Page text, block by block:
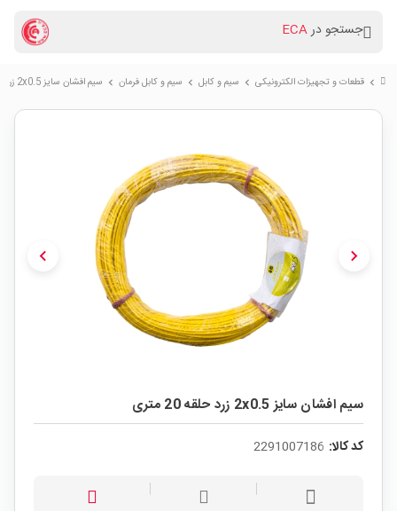
جستجو درECA
chevron_right قطعات و تجهیزات الکترونیکی chevron_right سیم و کابل chevron_right سیم و کابل فرمان chevron_right سیم افشان سایز 2x0.5 زرد حلقه 20 متری
chevron_left chevron_right
سیم افشان سایز 2x0.5 زرد حلقه 20 متری
کد کالا: 2291007186